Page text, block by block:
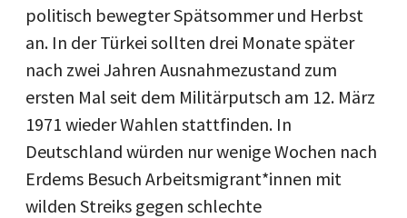
politisch bewegter Spätsommer und Herbst
an. In der Türkei sollten drei Monate später
nach zwei Jahren Ausnahmezustand zum
ersten Mal seit dem Militärputsch am 12. März
1971 wieder Wahlen stattfinden. In
Deutschland würden nur wenige Wochen nach
Erdems Besuch Arbeitsmigrant*innen mit
wilden Streiks gegen schlechte